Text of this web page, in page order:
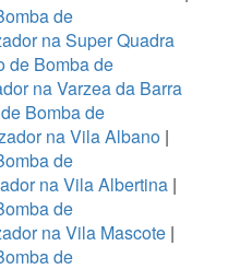
de
na Super Quadra
de Bomba de
na Varzea da Barra
Bomba de
na Vila Albano |
de
na Vila Albertina|
de
na Vila Mascote|
de